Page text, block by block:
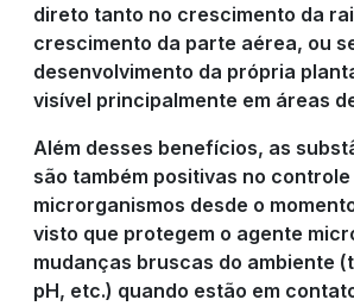
direto tanto no crescimento da
crescimento da parte aérea, ou
desenvolvimento da própria
visível principalmente em áreas
Além desses benefícios, as
são também positivas no
microrganismos desde o
visto que protegem o agente
mudanças bruscas do ambiente
pH, etc.) quando estão em